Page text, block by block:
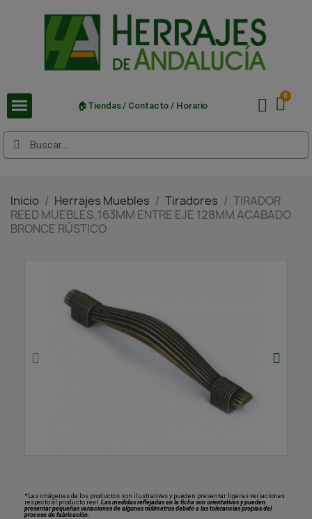
🏠Tiendas / Contacto / Horario
Inicio Herrajes Muebles Tiradores
TIRADOR
REED MUEBLES..163MM ENTRE EJE 128MM ACABADO
BRONCE RÚSTICO
*Las imágenes de los productos son ilustrativas y pueden presentar ligeras variaciones
respecto al producto real. Las medidas reflejadas en la ficha son orientativas y pueden
presentar pequeñas variaciones de algunos milímetros debido a las tolerancias propias del
proceso de fabricación.